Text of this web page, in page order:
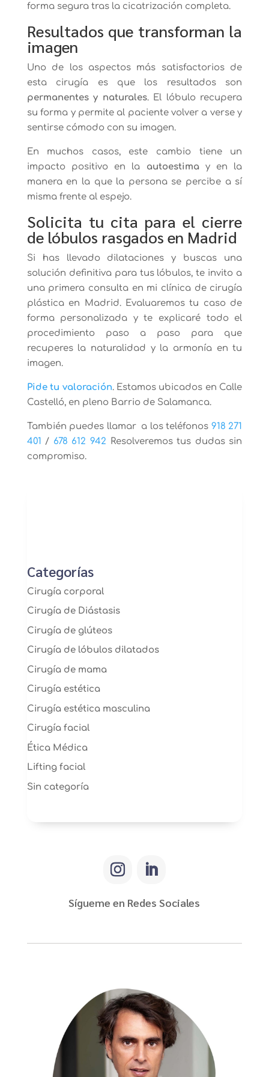
forma segura tras la cicatrización completa.
Resultados que transforman la
imagen
Uno de los aspectos más satisfactorios de
esta cirugía es que los resultados son
permanentes y naturales. El lóbulo recupera
su forma y permite al paciente volver a verse y
sentirse cómodo con su imagen.
En muchos casos, este cambio tiene un
impacto positivo en la autoestimay en la
manera en la que la persona se percibe a sí
misma frente al espejo.
Solicita tu cita para el cierre
de lóbulos rasgados en Madrid
Si has llevado dilataciones y buscas una
solución definitiva para tus lóbulos, te invito a
una primera consulta en mi clínica de cirugía
plástica en Madrid. Evaluaremos tu caso de
forma personalizada y te explicaré todo el
procedimiento paso a paso para que
recuperes la naturalidad y la armonía en tu
imagen.
Pide tu valoración. Estamos ubicados en Calle
Castelló, en pleno Barrio de Salamanca.
También puedes llamar a los teléfonos 918 271
401 / 678 612 942 Resolveremos tus dudas sin
compromiso.
Categorías
Cirugía corporal
Cirugía de Diástasis
Cirugía de glúteos
Cirugía de lóbulos dilatados
Cirugía de mama
Cirugía estética
Cirugía estética masculina
Cirugía facial
Ética Médica
Lifting facial
Sin categoría
Sígueme en Redes Sociales